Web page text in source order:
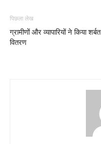
पिछला लेख
ग्रामीणों और व्यापारियों ने किया शर्बत
वितरण